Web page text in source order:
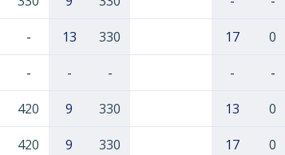
- 13 330 17 0
- - - - -
420 9 330 13 0
420 9 330 17 0